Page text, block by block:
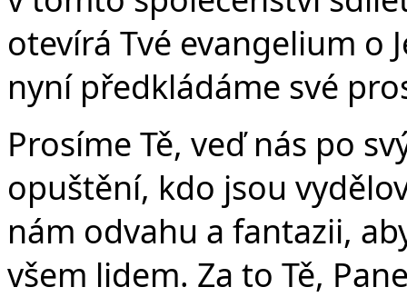
otevírá Tvé evangelium o
nyní předkládáme své
Prosíme Tě, veď nás po
opuštění, kdo jsou
nám odvahu a fantazii,
všem lidem. Za to Tě,